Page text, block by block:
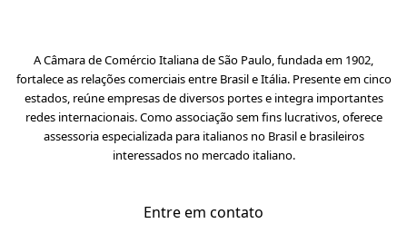
A Câmara de Comércio Italiana de São Paulo, fundada em 1902,
fortalece as relações comerciais entre Brasil e Itália. Presente em cinco
estados, reúne empresas de diversos portes e integra importantes
redes internacionais. Como associação sem fins lucrativos, oferece
assessoria especializada para italianos no Brasil e brasileiros
interessados no mercado italiano.
Entre em contato